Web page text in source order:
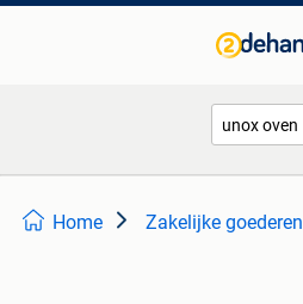
Home Zakelijke goederen